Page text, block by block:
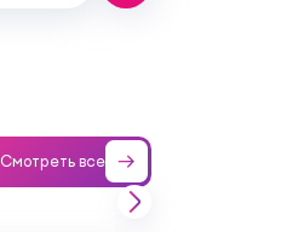
Смотреть все